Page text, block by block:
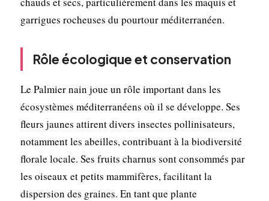
garrigues rocheuses du pourtour méditerranéen.
Rôle écologique et conservation
Le Palmier nain joue un rôle important dans les
écosystèmes méditerranéens où il se développe. Ses
fleurs jaunes attirent divers insectes pollinisateurs,
notamment les abeilles, contribuant à la biodiversité
florale locale. Ses fruits charnus sont consommés par
les oiseaux et petits mammifères, facilitant la
dispersion des graines. En tant que plante